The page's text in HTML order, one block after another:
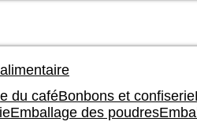
du caféBonbons et confiserie
Emballage des poudres